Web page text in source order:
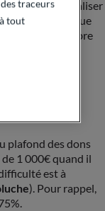
peut individualiser
2025, la logique
chaque membre
option qu’il
plafond des dons
1 000€ quand il
est à
). Pour rappel,
traceurs
tout